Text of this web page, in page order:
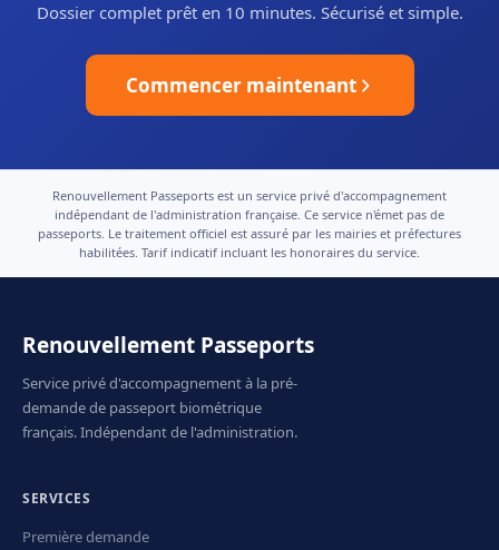
Dossier complet prêt en 10 minutes. Sécurisé et simple.
Commencer maintenant
Renouvellement Passeports est un service privé d'accompagnement
indépendant de l'administration française. Ce service n'émet pas de
passeports. Le traitement officiel est assuré par les mairies et préfectures
habilitées. Tarif indicatif incluant les honoraires du service.
Renouvellement Passeports
Service privé d'accompagnement à la pré-
demande de passeport biométrique
français. Indépendant de l'administration.
SERVICES
Première demande